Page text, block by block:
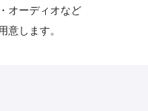
オーディオなど
意します。